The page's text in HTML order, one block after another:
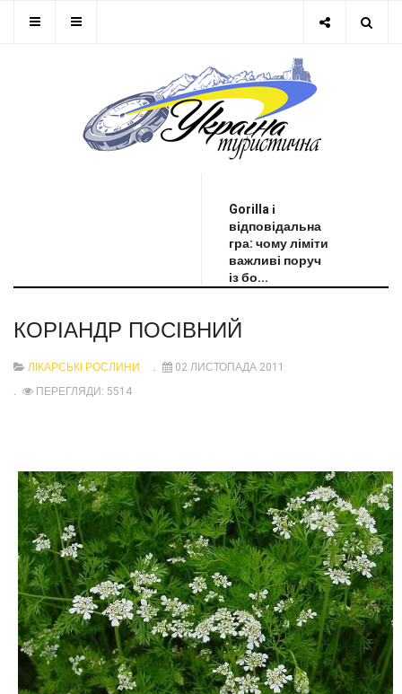
Gorilla і
відповідальна
гра: чому ліміти
важливі поруч
із бо...
КОРІАНДР ПОСІВНИЙ
ЛІКАРСЬКІ РОСЛИНИ
02 ЛИСТОПАДА 2011
ПЕРЕГЛЯДИ: 5514